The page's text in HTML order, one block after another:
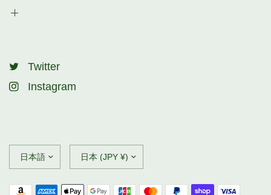
Twitter
Instagram